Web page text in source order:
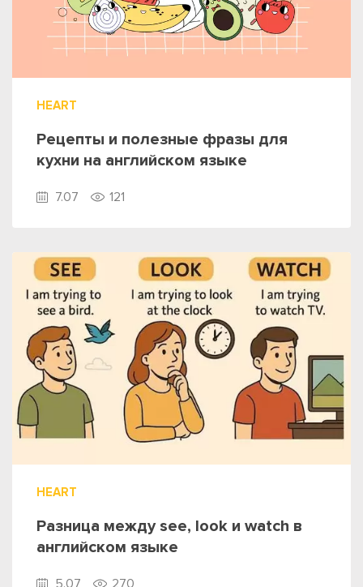
HEART
Рецепты и полезные фразы для
кухни на английском языке
7.07 121
HEART
Разница между see, look и watch в
английском языке
5.07 270